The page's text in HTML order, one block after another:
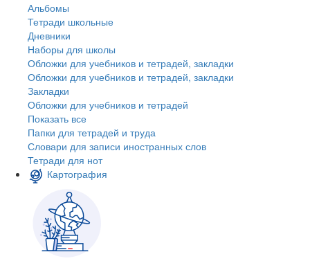
Альбомы
Тетради школьные
Дневники
Наборы для школы
Обложки для учебников и тетрадей, закладки
Обложки для учебников и тетрадей, закладки
Закладки
Обложки для учебников и тетрадей
Показать все
Папки для тетрадей и труда
Словари для записи иностранных слов
Тетради для нот
Картография